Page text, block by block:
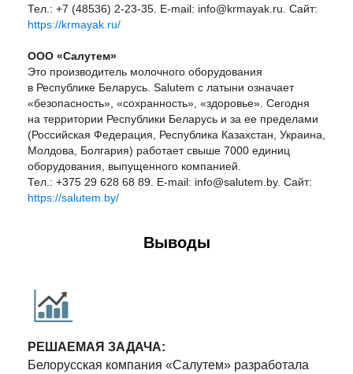
Тел.: +7 (48536) 2-23-35. E-mail: info@krmayak.ru. Сайт:
https://krmayak.ru/
ООО «Салутем»
Это производитель молочного оборудования
в Республике Беларусь. Salutem с латыни означает
«безопасность», «сохранность», «здоровье». Сегодня
на территории Республики Беларусь и за ее пределами
(Российская Федерация, Республика Казахстан, Украина,
Молдова, Болгария) работает свыше 7000 единиц
оборудования, выпущенного компанией.
Тел.: +375 29 628 68 89. E-mail: info@salutem.by. Сайт:
https://salutem.by/
Выводы
РЕШАЕМАЯ ЗАДАЧА:
Белорусская компания «Салутем» разработала